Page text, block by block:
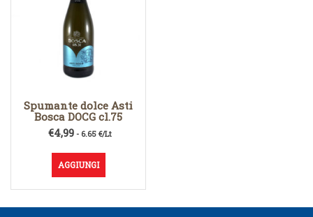
Spumante dolce Asti
Bosca DOCG cl.75
€4,99 - 6.65 €/Lt
AGGIUNGI